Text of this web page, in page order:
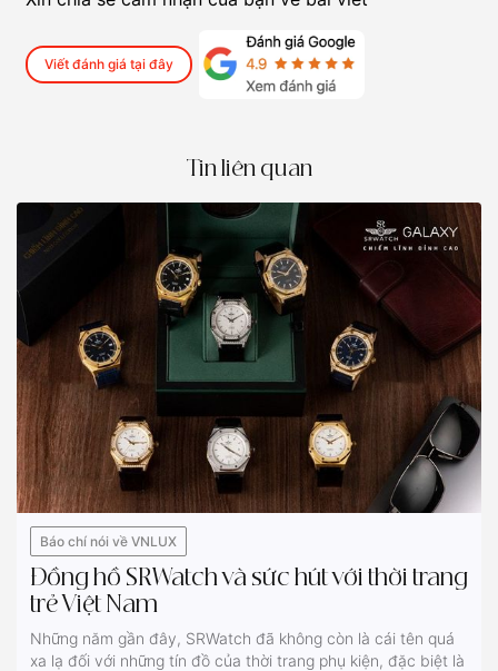
Viết đánh giá tại đây
Tin liên quan
Báo chí nói về VNLUX
Đồng hồ SRWatch và sức hút với thời trang
trẻ Việt Nam
Những năm gần đây, SRWatch đã không còn là cái tên quá
xa lạ đối với những tín đồ của thời trang phụ kiện, đặc biệt là